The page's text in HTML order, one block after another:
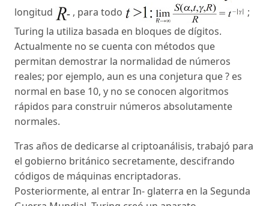
longitud
, para todo
;
Turing la utiliza basada en bloques de dígitos.
Actualmente no se cuenta con métodos que
permitan demostrar la normalidad de números
reales; por ejemplo, aun es una conjetura que ? es
normal en base 10, y no se conocen algoritmos
rápidos para construir números absolutamente
normales.
Tras años de dedicarse al criptoanálisis, trabajó para
el gobierno británico secretamente, descifrando
códigos de máquinas encriptadoras.
Posteriormente, al entrar In- glaterra en la Segunda